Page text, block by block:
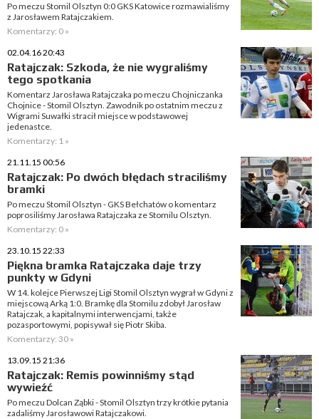
Po meczu Stomil Olsztyn 0:0 GKS Katowice rozmawialiśmy
z Jarosławem Ratajczakiem.
Komentarzy: 0 »
02.04.16 20:43
Ratajczak: Szkoda, że nie wygraliśmy
tego spotkania
Komentarz Jarosława Ratajczaka po meczu Chojniczanka
Chojnice - Stomil Olsztyn. Zawodnik po ostatnim meczu z
Wigrami Suwałki stracił miejsce w podstawowej
jedenastce.
Komentarzy: 1 »
21.11.15 00:56
Ratajczak: Po dwóch błędach straciliśmy
bramki
Po meczu Stomil Olsztyn - GKS Bełchatów o komentarz
poprosiliśmy Jarosława Ratajczaka ze Stomilu Olsztyn.
Komentarzy: 0 »
23.10.15 22:33
Piękna bramka Ratajczaka daje trzy
punkty w Gdyni
W 14. kolejce Pierwszej Ligi Stomil Olsztyn wygrał w Gdyni z
miejscową Arką 1:0. Bramkę dla Stomilu zdobył Jarosław
Ratajczak, a kapitalnymi interwencjami, także
pozasportowymi, popisywał się Piotr Skiba.
Komentarzy: 30 »
13.09.15 21:36
Ratajczak: Remis powinniśmy stąd
wywieźć
Po meczu Dolcan Ząbki - Stomil Olsztyn trzy krótkie pytania
zadaliśmy Jarosławowi Ratajczakowi.